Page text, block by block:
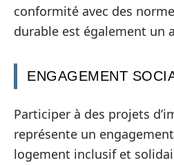
conformité avec des
durable est également un
ENGAGEMENT
Participer à des projets
représente un
logement inclusif et